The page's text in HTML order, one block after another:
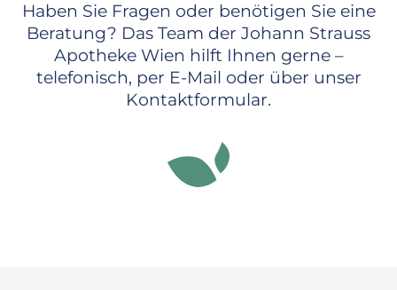
Haben Sie Fragen oder benötigen Sie eine
Beratung? Das Team der Johann Strauss
Apotheke Wien hilft Ihnen gerne –
telefonisch, per E-Mail oder über unser
Kontaktformular.